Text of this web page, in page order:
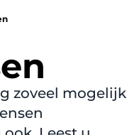
zoveel mogelijk